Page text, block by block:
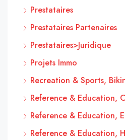
Prestataires
Prestataires Partenaires
Prestataires>Juridique
Projets Immo
Recreation & Sports,
Reference & Education,
Reference & Education,
Reference & Education,